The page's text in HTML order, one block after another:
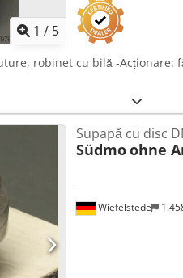
1 / 5
robinet cu bilă -Acționare:
Wiefelstede
Supapă cu disc
Südmoohne